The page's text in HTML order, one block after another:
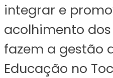
integrar e
acolhimento
fazem a gestão
Educação no